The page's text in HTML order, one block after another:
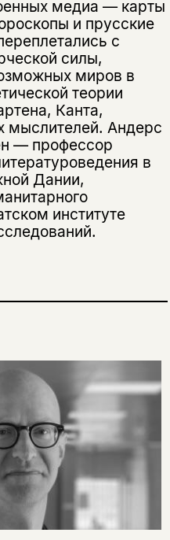
медиа — карты
и прусские
с
силы,
миров в
теории
Канта,
мыслителей. Андерс
— профессор
в
Дании,
институте
Телеграм Дзен
конфиденциальности
конфиденциальности
лет?
назад